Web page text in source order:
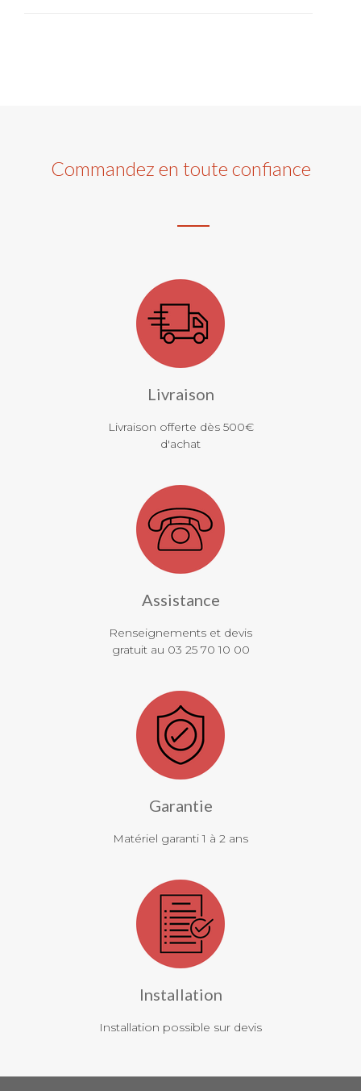
Commandez en toute confiance
Livraison
Livraison offerte dès 500€
d'achat
Assistance
Renseignements et devis
gratuit au 03 25 70 10 00
Garantie
Matériel garanti 1 à 2 ans
Installation
Installation possible sur devis